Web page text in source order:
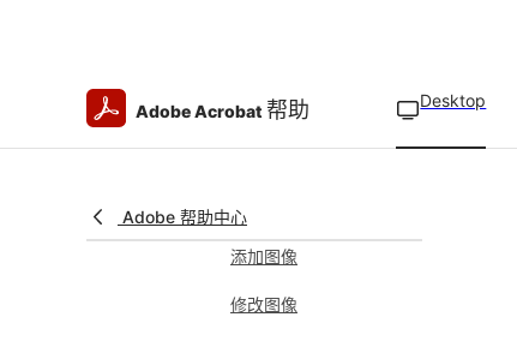
Adobe Acrobat 帮助 Desktop
Adobe 帮助中心
编辑编号或项目符号列
表
编辑图像或对象
添加图像
修改图像